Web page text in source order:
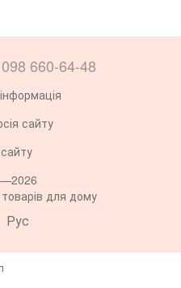
098 660-64-48
сайту
для дому
Рус